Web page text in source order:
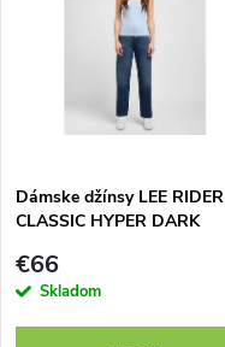
v
v
Dámske džínsy LEE RIDER
CLASSIC HYPER DARK
€66
Skladom